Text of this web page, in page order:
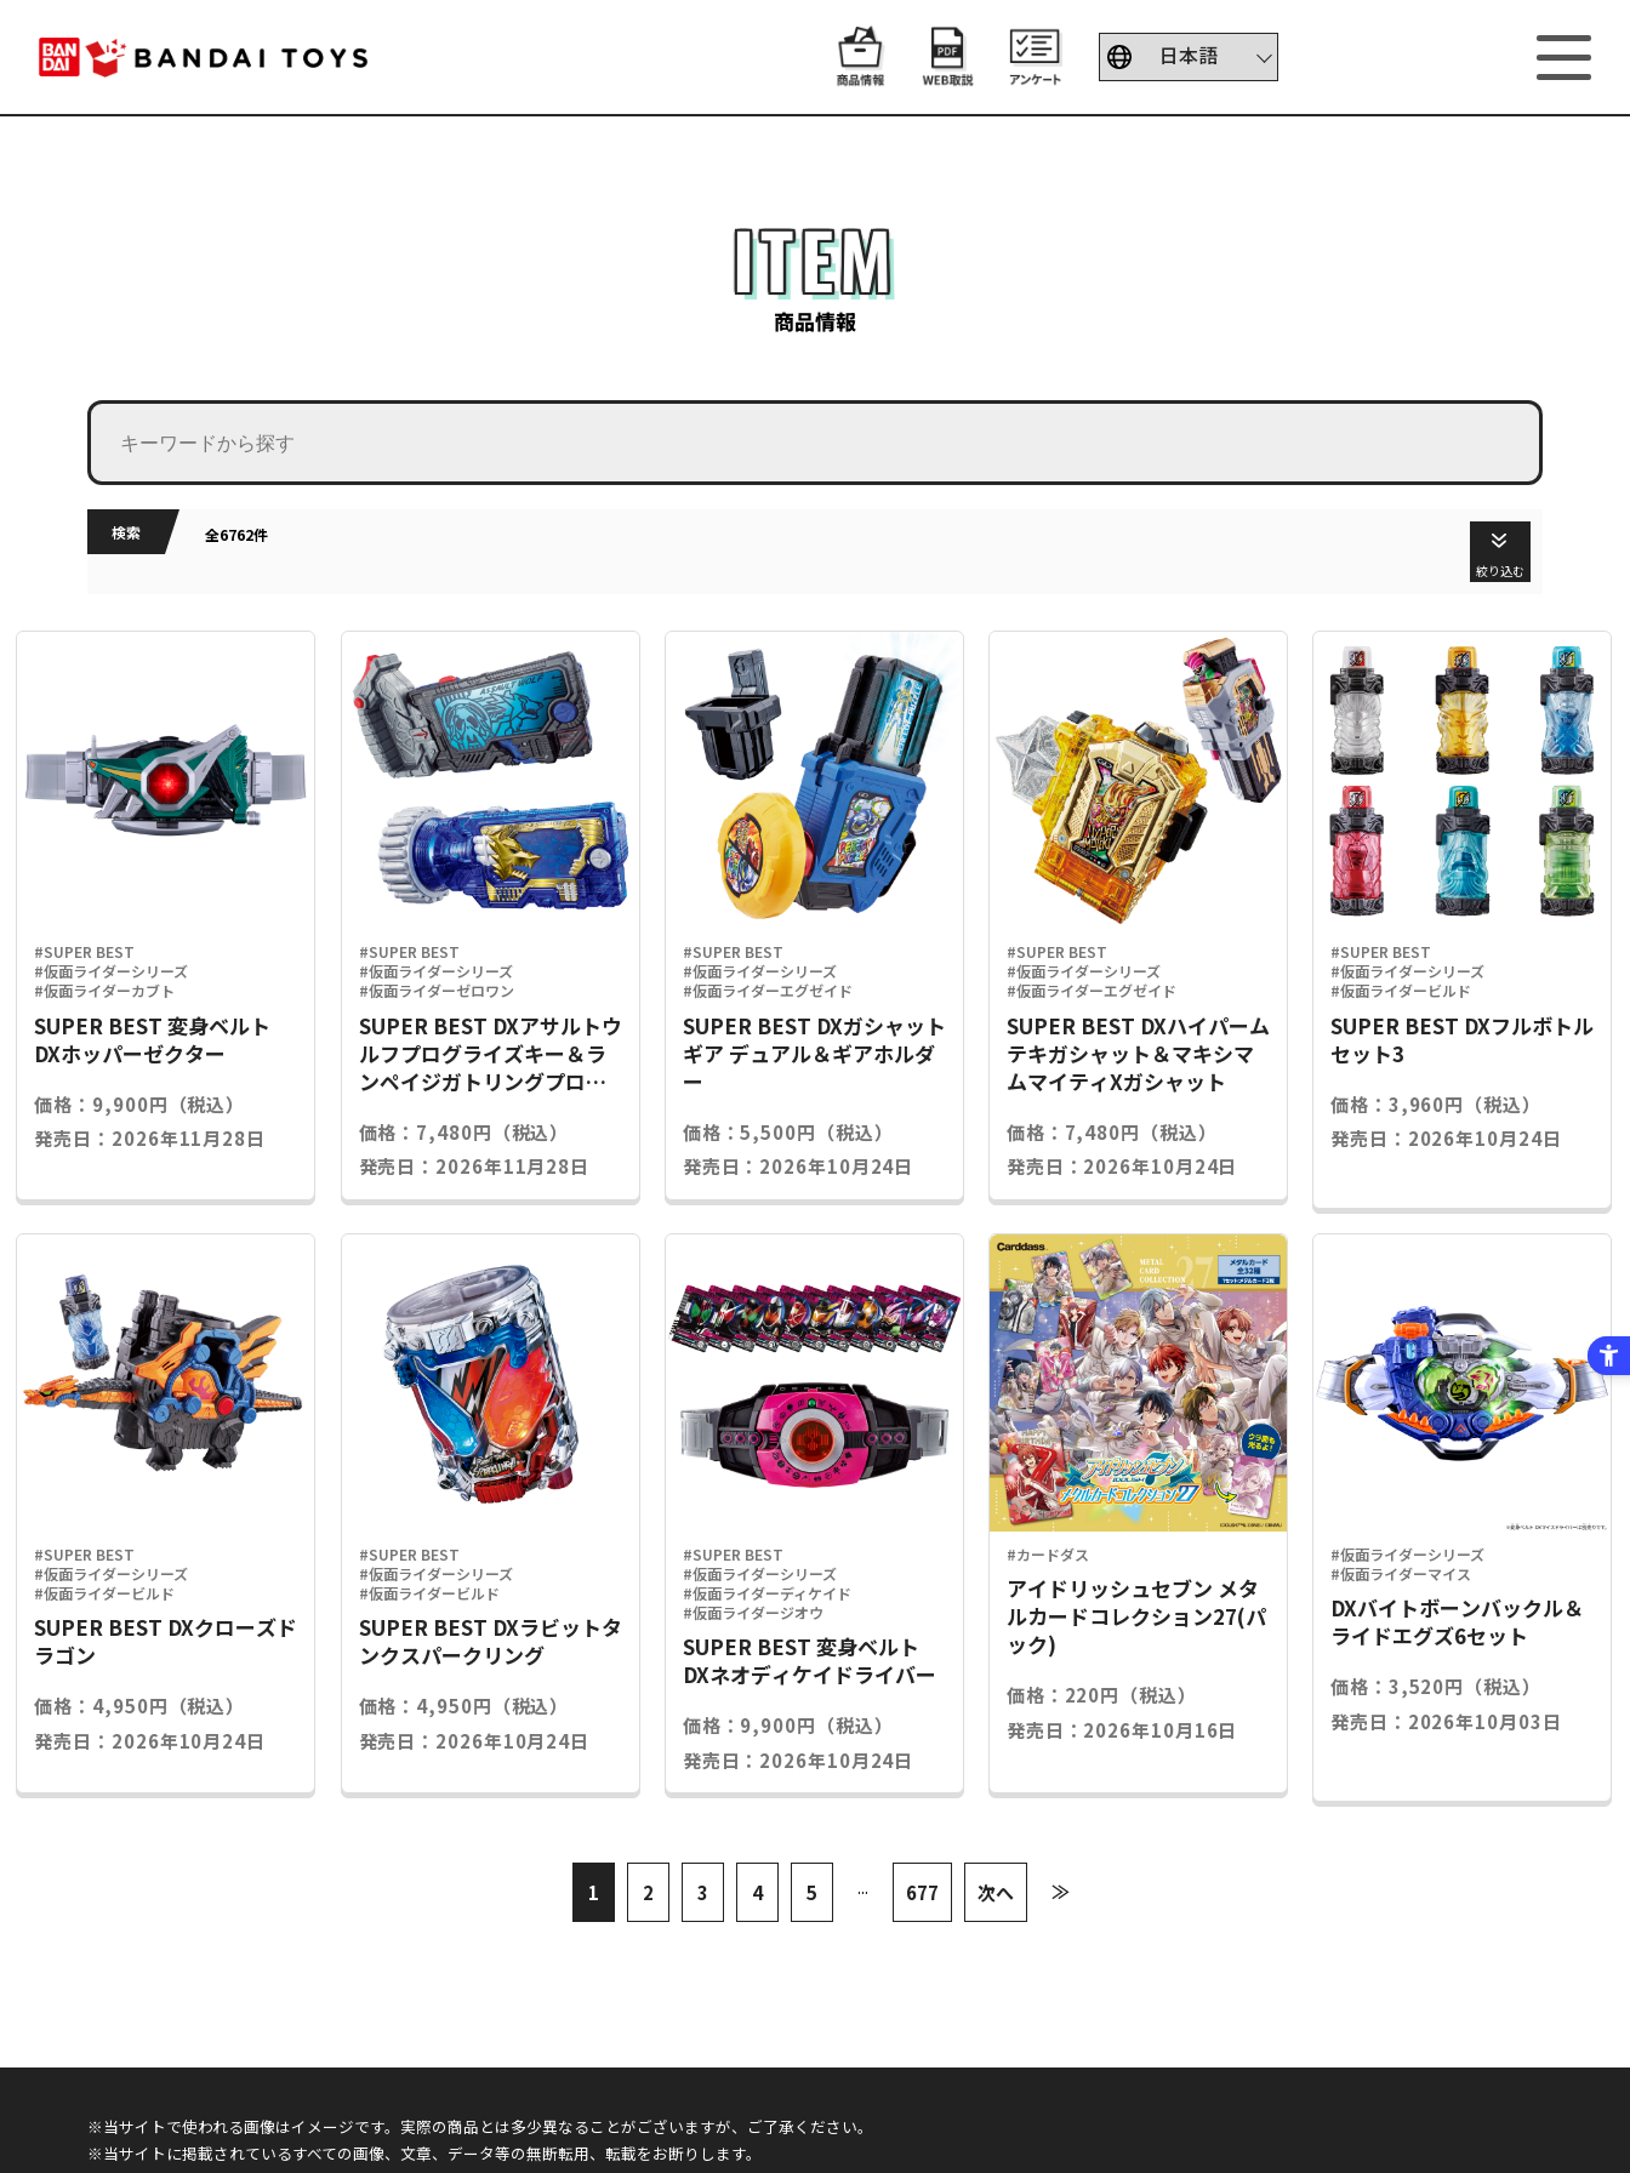
ITEM
商品情報
検索 全6762件
絞り込む
#SUPER BEST
#仮面ライダーシリーズ
#仮面ライダーカブト
SUPER BEST 変身ベルト
DXホッパーゼクター
価格：9,900円（税込）
発売日：2026年11月28日
#SUPER BEST
#仮面ライダーシリーズ
#仮面ライダーゼロワン
SUPER BEST DXアサルトウ
ルフプログライズキー＆ラ
ンペイジガトリングプログ
価格：7,480円（税込）
発売日：2026年11月28日
#SUPER BEST
#仮面ライダーシリーズ
#仮面ライダーエグゼイド
SUPER BEST DXガシャット
ギア デュアル＆ギアホルダ
ー
価格：5,500円（税込）
発売日：2026年10月24日
#SUPER BEST
#仮面ライダーシリーズ
#仮面ライダーエグゼイド
SUPER BEST DXハイパーム
テキガシャット＆マキシマ
ムマイティXガシャット
価格：7,480円（税込）
発売日：2026年10月24日
#SUPER BEST
#仮面ライダーシリーズ
#仮面ライダービルド
SUPER BEST DXフルボトル
セット3
価格：3,960円（税込）
発売日：2026年10月24日
#SUPER BEST
#仮面ライダーシリーズ
#仮面ライダービルド
SUPER BEST DXクローズド
ラゴン
価格：4,950円（税込）
発売日：2026年10月24日
#SUPER BEST
#仮面ライダーシリーズ
#仮面ライダービルド
SUPER BEST DXラビットタ
ンクスパークリング
価格：4,950円（税込）
発売日：2026年10月24日
#SUPER BEST
#仮面ライダーシリーズ
#仮面ライダーディケイド
#仮面ライダージオウ
SUPER BEST 変身ベルト
DXネオディケイドライバー
価格：9,900円（税込）
発売日：2026年10月24日
#カードダス
アイドリッシュセブン メタ
ルカードコレクション27(パ
ック)
価格：220円（税込）
発売日：2026年10月16日
#仮面ライダーシリーズ
#仮面ライダーマイス
DXバイトボーンバックル＆
ライドエグズ6セット
価格：3,520円（税込）
発売日：2026年10月03日
1 2 3 4 5 ... 677 次へ ≫
※当サイトで使われる画像はイメージです。実際の商品とは多少異なることがございますが、ご了承ください。
※当サイトに掲載されているすべての画像、文章、データ等の無断転用、転載をお断りします。